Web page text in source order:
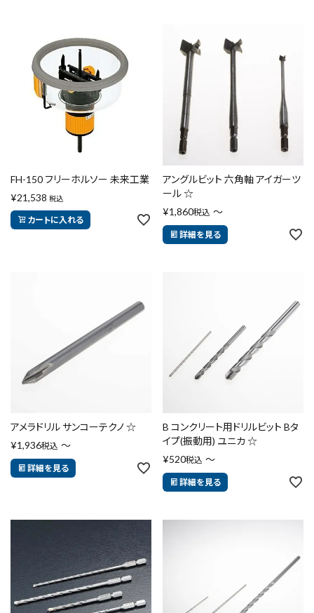
FH-150 フリーホルソー 未来工業
¥21,538 税込
カートに入れる
アングルビット 六角軸 アイガーツ
ール ☆
¥1,860税込 〜
詳細を見る
アメラドリル サンコーテクノ ☆
¥1,936税込 〜
詳細を見る
B コンクリート用ドリルビット Bタ
イプ(振動用) ユニカ ☆
¥520税込 〜
詳細を見る